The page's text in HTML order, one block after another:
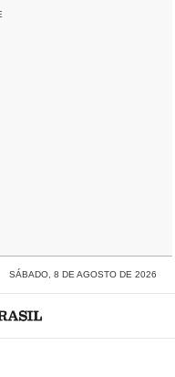
SÁBADO, 8 DE AGOSTO DE 2026